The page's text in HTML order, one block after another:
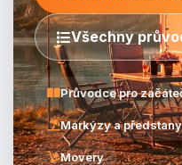
Všechny
Průvodce pro
Markýzy a předstany
Movery